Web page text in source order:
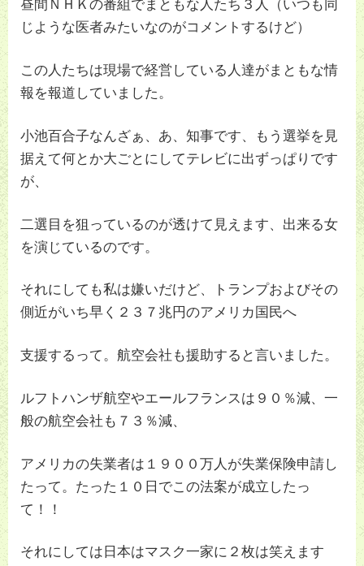
昼間ＮＨＫの番組でまともな人たち３人（いつも同
じような医者みたいなのがコメントするけど）
この人たちは現場で経営している人達がまともな情
報を報道していました。
小池百合子なんざぁ、あ、知事です、もう選挙を見
据えて何とか大ごとにしてテレビに出ずっぱりです
が、
二選目を狙っているのが透けて見えます、出来る女
を演じているのです。
それにしても私は嫌いだけど、トランプおよびその
側近がいち早く２３７兆円のアメリカ国民へ
支援するって。航空会社も援助すると言いました。
ルフトハンザ航空やエールフランスは９０％減、一
般の航空会社も７３％減、
アメリカの失業者は１９００万人が失業保険申請し
たって。たった１０日でこの法案が成立したっ
て！！
それにしては日本はマスク一家に２枚は笑えます